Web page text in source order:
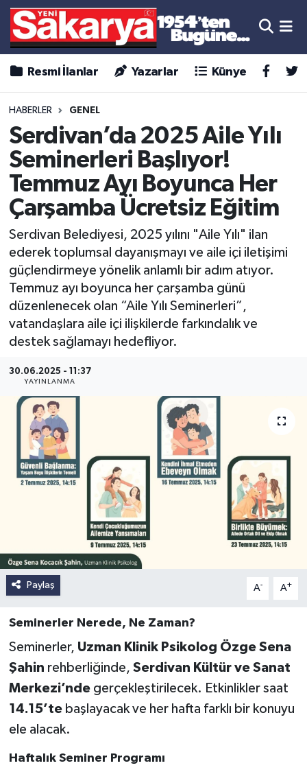
Resmi İlanlar Yazarlar Künye
HABERLER GENEL
Serdivan’da 2025 Aile Yılı
Seminerleri Başlıyor!
Temmuz Ayı Boyunca Her
Çarşamba Ücretsiz Eğitim
Serdivan Belediyesi, 2025 yılını "Aile Yılı" ilan
ederek toplumsal dayanışmayı ve aile içi iletişimi
güçlendirmeye yönelik anlamlı bir adım atıyor.
Temmuz ayı boyunca her çarşamba günü
düzenlenecek olan “Aile Yılı Seminerleri”,
vatandaşlara aile içi ilişkilerde farkındalık ve
destek sağlamayı hedefliyor.
30.06.2025 - 11:37
YAYINLANMA
Paylaş A- A+
Seminerler Nerede, Ne Zaman?
Seminerler, Uzman Klinik Psikolog Özge Sena
Şahin rehberliğinde, Serdivan Kültür ve Sanat
Merkezi’ndegerçekleştirilecek. Etkinlikler saat
14.15’tebaşlayacak ve her hafta farklı bir konuyu
ele alacak.
Haftalık Seminer Programı